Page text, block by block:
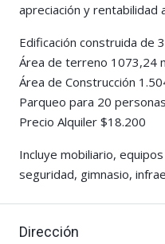
apreciación y rentabilidad
Edificación construida de
Área de terreno 1073,24
Área de Construcción
Parqueo para 20 personas
Precio Alquiler $18.200
Incluye mobiliario,
seguridad, gimnasio,
Dirección